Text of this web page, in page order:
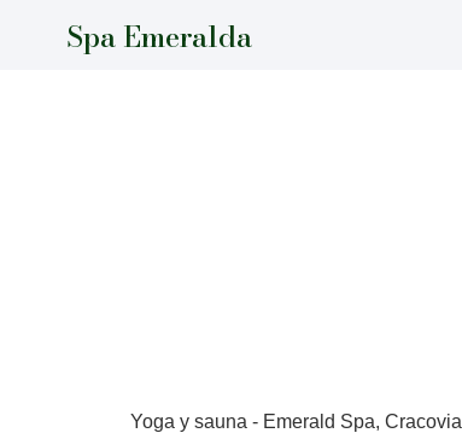
Spa Emeralda
Yoga y sauna - Emerald Spa, Cracovia